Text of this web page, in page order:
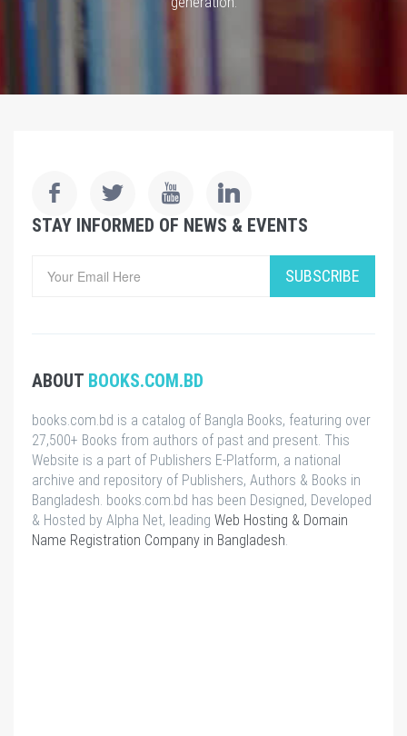
STAY INFORMED OF NEWS & EVENTS
SUBSCRIBE
ABOUT BOOKS.COM.BD
books.com.bd is a catalog of Bangla Books, featuring over
27,500+ Books from authors of past and present. This
Website is a part of Publishers E-Platform, a national
archive and repository of Publishers, Authors & Books in
Bangladesh. books.com.bd has been Designed, Developed
& Hosted by Alpha Net, leading Web Hosting & Domain
Name Registration Company in Bangladesh